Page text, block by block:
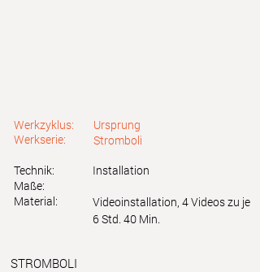
Werkzyklus:
Werkserie:
Ursprung
Stromboli
Technik:
Maße:
Material:
Installation
Videoinstallation, 4 Videos zu je
6 Std. 40 Min.
STROMBOLI